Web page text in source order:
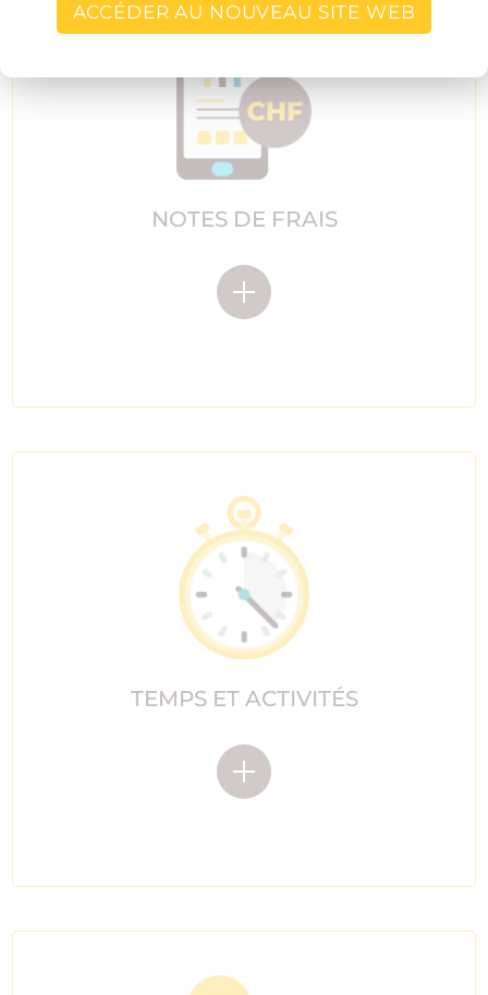
ACCÉDER AU NOUVEAU SITE WEB
NOTES DE FRAIS
TEMPS ET ACTIVITÉS